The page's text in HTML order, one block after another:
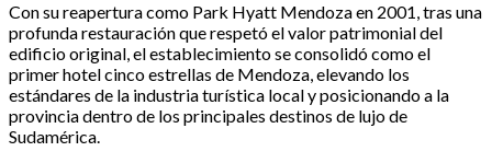
Con su reapertura como Park Hyatt Mendoza en 2001, tras una
profunda restauración que respetó el valor patrimonial del
edificio original, el establecimiento se consolidó como el
primer hotel cinco estrellas de Mendoza, elevando los
estándares de la industria turística local y posicionando a la
provincia dentro de los principales destinos de lujo de
Sudamérica.